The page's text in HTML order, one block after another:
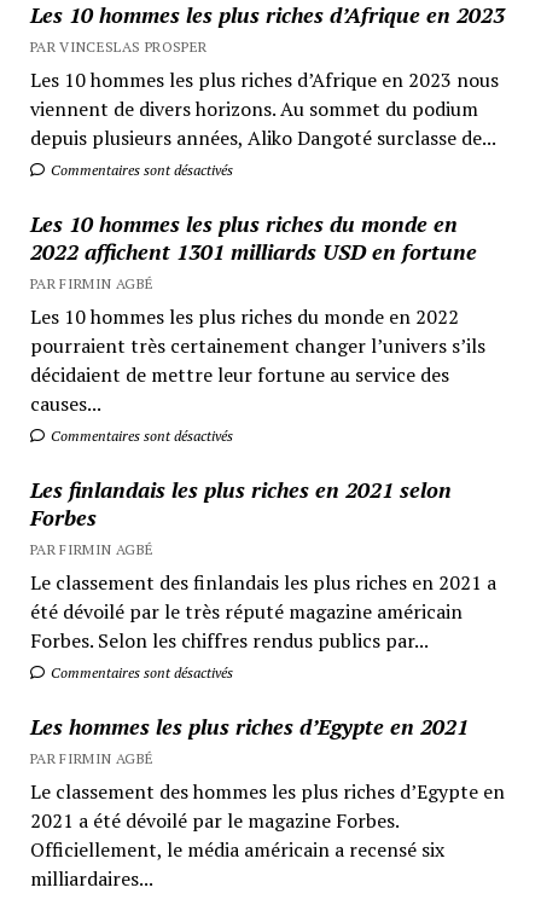
Les 10 hommes les plus riches d’Afrique en 2023
PAR VINCESLAS PROSPER
Les 10 hommes les plus riches d’Afrique en 2023 nous
viennent de divers horizons. Au sommet du podium
depuis plusieurs années, Aliko Dangoté surclasse de...
Commentaires sont désactivés
Les 10 hommes les plus riches du monde en
2022 affichent 1301 milliards USD en fortune
PAR FIRMIN AGBÉ
Les 10 hommes les plus riches du monde en 2022
pourraient très certainement changer l’univers s’ils
décidaient de mettre leur fortune au service des
causes...
Commentaires sont désactivés
Les finlandais les plus riches en 2021 selon
Forbes
PAR FIRMIN AGBÉ
Le classement des finlandais les plus riches en 2021 a
été dévoilé par le très réputé magazine américain
Forbes. Selon les chiffres rendus publics par...
Commentaires sont désactivés
Les hommes les plus riches d’Egypte en 2021
PAR FIRMIN AGBÉ
Le classement des hommes les plus riches d’Egypte en
2021 a été dévoilé par le magazine Forbes.
Officiellement, le média américain a recensé six
milliardaires...